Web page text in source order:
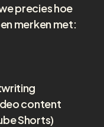
precies hoe
merken met:
content
Shorts)